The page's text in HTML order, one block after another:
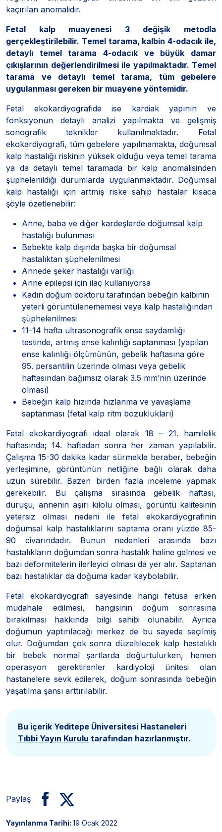
kaçırılan anomalidir.
Fetal kalp muayenesi 3 değişik metodla
gerçekleştirilebilir. Temel tarama, kalbin 4-odacık ile,
detaylı temel tarama 4-odacık ve büyük damar
çıkışlarının değerlendirilmesi ile yapılmaktadır. Temel
tarama ve detaylı temel tarama, tüm gebelere
uygulanması gereken bir muayene yöntemidir.
Fetal ekokardiyografide ise kardiak yapının ve
fonksiyonun detaylı analizi yapılmakta ve gelişmiş
sonografik teknikler kullanılmaktadır. Fetal
ekokardiyografi, tüm gebelere yapılmamakta, doğumsal
kalp hastalığı riskinin yüksek olduğu veya temel tarama
ya da detaylı temel taramada bir kalp anomalisinden
şüphelenildiği durumlarda uygulanmaktadır. Doğumsal
kalp hastalığı için artmış riske sahip hastalar kısaca
şöyle özetlenebilir:
Anne, baba ve diğer kardeşlerde doğumsal kalp
hastalığı bulunması
Bebekte kalp dışında başka bir doğumsal
hastalıktan şüphelenilmesi
Annede şeker hastalığı varlığı
Anne epilepsi için ilaç kullanıyorsa
Kadın doğum doktoru tarafından bebeğin kalbinin
yeterli görüntülenememesi veya kalp hastalığından
şüphelenilmesi
11-14 hafta ultrasonografik ense saydamlığı
testinde, artmış ense kalınlığı saptanması (yapılan
ense kalınlığı ölçümünün, gebelik haftasına göre
95. persantilin üzerinde olması veya gebelik
haftasından bağımsız olarak 3.5 mm’nin üzerinde
olması)
Bebeğin kalp hızında hızlanma ve yavaşlama
saptanması (fetal kalp ritm bozuklukları)
Fetal ekokardiyografi ideal olarak 18 – 21. hamilelik
haftasında; 14. haftadan sonra her zaman yapılabilir.
Çalışma 15-30 dakika kadar sürmekle beraber, bebeğin
yerleşimine, görüntünün netliğine bağlı olarak daha
uzun sürebilir. Bazen birden fazla inceleme yapmak
gerekebilir. Bu çalışma sırasında gebelik haftası,
duruşu, annenin aşırı kilolu olması, görüntü kalitesinin
yetersiz olması nedeni ile fetal ekokardiyografinin
doğumsal kalp hastalıklarını saptama oranı yüzde 85-
90 civarındadır. Bunun nedenleri arasında bazı
hastalıkların doğumdan sonra hastalık haline gelmesi ve
bazı deformitelerin ilerleyici olması da yer alır. Saptanan
bazı hastalıklar da doğuma kadar kaybolabilir.
Fetal ekokardiyografi sayesinde hangi fetusa erken
müdahale edilmesi, hangisinin doğum sonrasına
bırakılması hakkında bilgi sahibi olunabilir. Ayrıca
doğumun yaptırılacağı merkez de bu sayede seçilmiş
olur. Doğumdan çok sonra düzeltilecek kalp hastalıklı
bir bebek normal şartlarda doğurtulurken, hemen
operasyon gerektirenler kardiyoloji ünitesi olan
hastanelere sevk edilerek, doğum sonrasında bebeğin
yaşatılma şansı arttırılabilir.
Bu içerik Yeditepe Üniversitesi Hastaneleri
Tıbbi Yayın Kurulu tarafından hazırlanmıştır.
Paylaş
Yayınlanma Tarihi: 19 Ocak 2022